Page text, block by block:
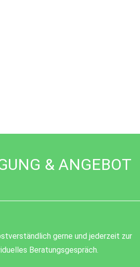
& ANGEBOT
gerne und jederzeit zur
Beratungsgespräch.